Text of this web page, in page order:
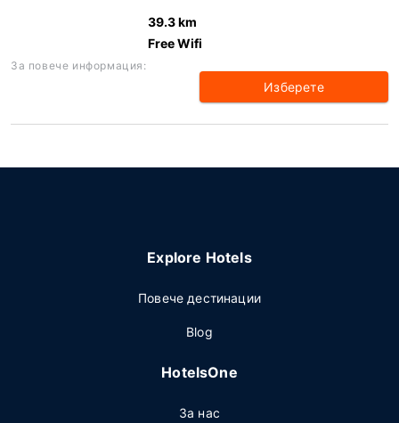
39.3 km
Free Wifi
За повече информация:
Изберете
Explore Hotels
Повече дестинации
Blog
HotelsOne
За нас